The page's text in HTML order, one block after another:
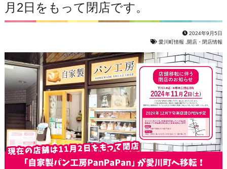
月2日をもって閉店です。
2024年9月5日
愛川町情報
開店・閉店情報